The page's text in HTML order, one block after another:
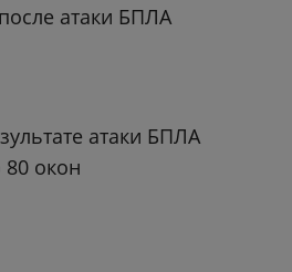
атаки БПЛА
атаки БПЛА
окон